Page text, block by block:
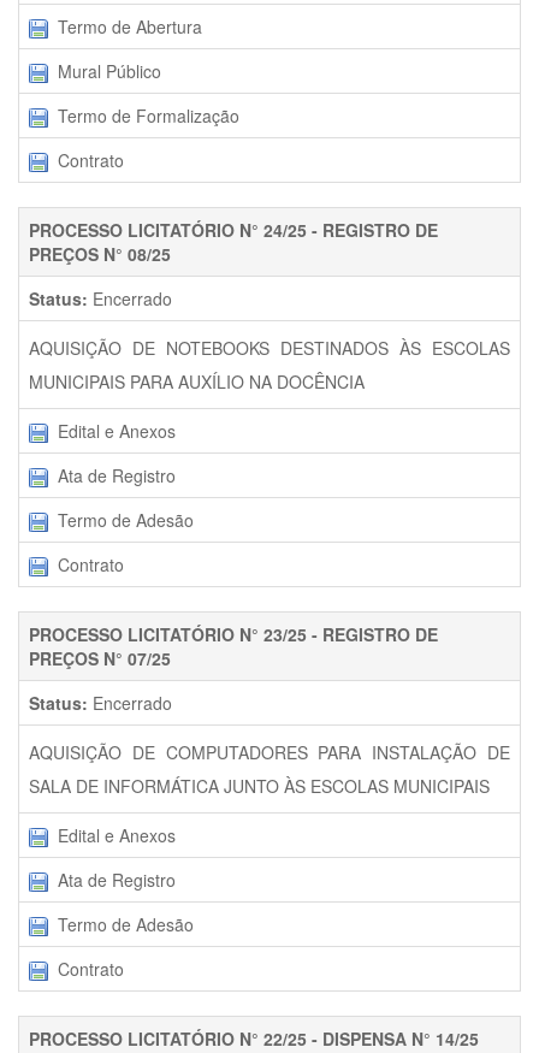
Termo de Abertura
Mural Público
Termo de Formalização
Contrato
PROCESSO LICITATÓRIO N° 24/25 - REGISTRO DE
PREÇOS N° 08/25
Status: Encerrado
AQUISIÇÃO DE NOTEBOOKS DESTINADOS ÀS ESCOLAS
MUNICIPAIS PARA AUXÍLIO NA DOCÊNCIA
Edital e Anexos
Ata de Registro
Termo de Adesão
Contrato
PROCESSO LICITATÓRIO N° 23/25 - REGISTRO DE
PREÇOS N° 07/25
Status: Encerrado
AQUISIÇÃO DE COMPUTADORES PARA INSTALAÇÃO DE
SALA DE INFORMÁTICA JUNTO ÀS ESCOLAS MUNICIPAIS
Edital e Anexos
Ata de Registro
Termo de Adesão
Contrato
PROCESSO LICITATÓRIO N° 22/25 - DISPENSA N° 14/25